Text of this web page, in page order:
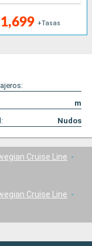
+Tasas
m
Nudos
Cruise Line
Cruise Line